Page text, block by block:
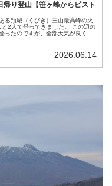
帰り登山【笹ヶ峰からピスト
る頚城（くびき）三山最高峰の火
2人で登ってきました。 この辺の
ったのですが、全部天気が良くな
2026.06.14